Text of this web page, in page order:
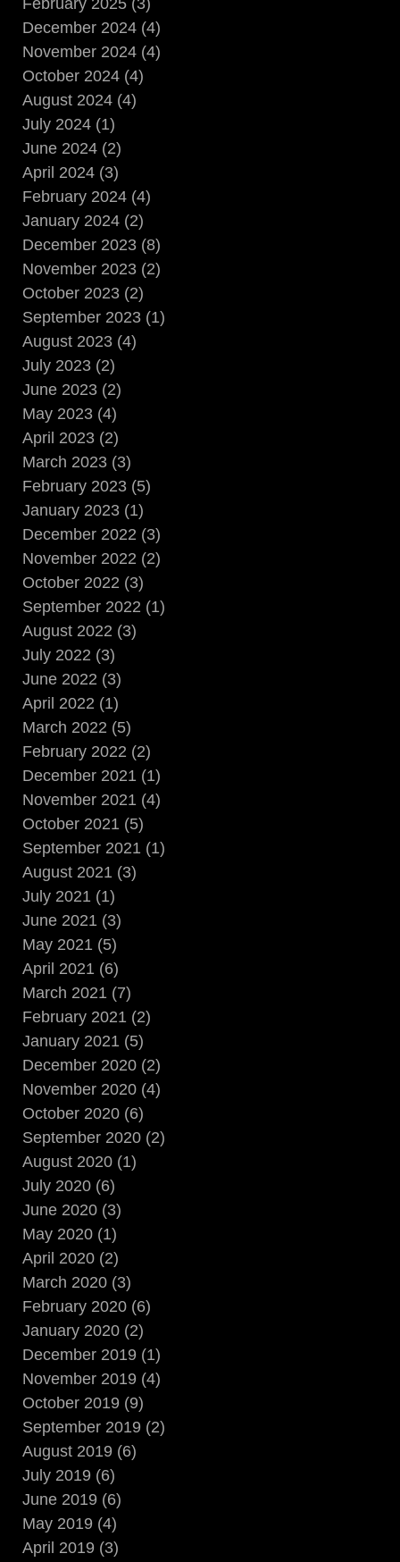
February 2025 (3)
December 2024 (4)
November 2024 (4)
October 2024 (4)
August 2024 (4)
July 2024 (1)
June 2024 (2)
April 2024 (3)
February 2024 (4)
January 2024 (2)
December 2023 (8)
November 2023 (2)
October 2023 (2)
September 2023 (1)
August 2023 (4)
July 2023 (2)
June 2023 (2)
May 2023 (4)
April 2023 (2)
March 2023 (3)
February 2023 (5)
January 2023 (1)
December 2022 (3)
November 2022 (2)
October 2022 (3)
September 2022 (1)
August 2022 (3)
July 2022 (3)
June 2022 (3)
April 2022 (1)
March 2022 (5)
February 2022 (2)
December 2021 (1)
November 2021 (4)
October 2021 (5)
September 2021 (1)
August 2021 (3)
July 2021 (1)
June 2021 (3)
May 2021 (5)
April 2021 (6)
March 2021 (7)
February 2021 (2)
January 2021 (5)
December 2020 (2)
November 2020 (4)
October 2020 (6)
September 2020 (2)
August 2020 (1)
July 2020 (6)
June 2020 (3)
May 2020 (1)
April 2020 (2)
March 2020 (3)
February 2020 (6)
January 2020 (2)
December 2019 (1)
November 2019 (4)
October 2019 (9)
September 2019 (2)
August 2019 (6)
July 2019 (6)
June 2019 (6)
May 2019 (4)
April 2019 (3)